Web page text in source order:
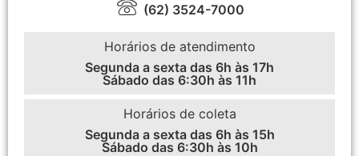
(62) 3524-7000
Horários de atendimento
Segunda a sexta das 6h às 17h
Sábado das 6:30h às 11h
Horários de coleta
Segunda a sexta das 6h às 15h
Sábado das 6:30h às 10h